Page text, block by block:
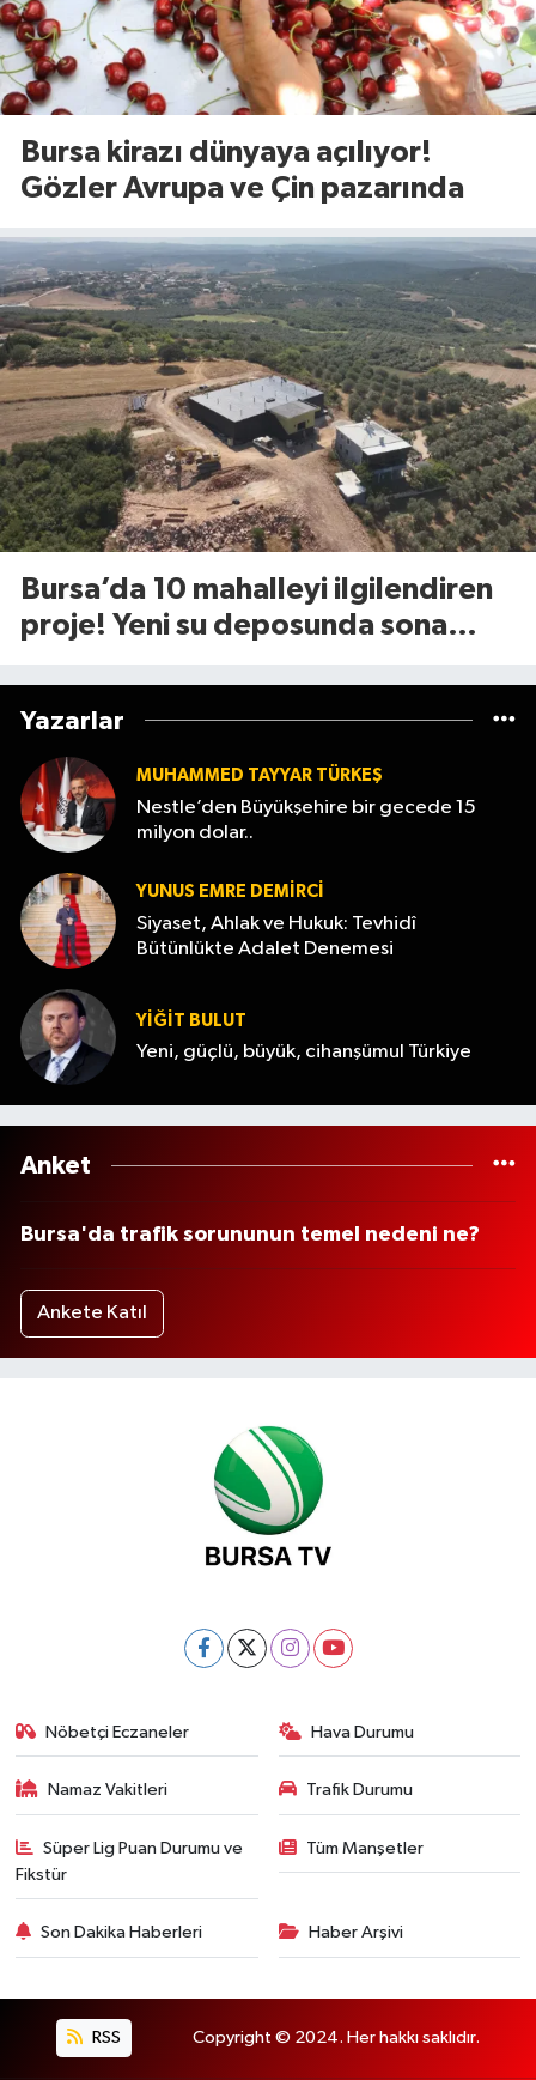
Bursa kirazı dünyaya açılıyor!
Gözler Avrupa ve Çin pazarında
Bursa’da 10 mahalleyi ilgilendiren
proje! Yeni su deposunda sona
Yazarlar
MUHAMMED TAYYAR TÜRKEŞ
Nestle’den Büyükşehire bir gecede 15
milyon dolar..
YUNUS EMRE DEMIRCI
Siyaset, Ahlak ve Hukuk: Tevhidî
Bütünlükte Adalet Denemesi
YİĞİT BULUT
Yeni, güçlü, büyük, cihanşümul Türkiye
Anket
Bursa'da trafik sorununun temel nedeni ne?
Ankete Katıl
Nöbetçi Eczaneler Hava Durumu
Namaz Vakitleri Trafik Durumu
Süper Lig Puan Durumu ve
Fikstür
Tüm Manşetler
Son Dakika Haberleri Haber Arşivi
RSS Copyright © 2024. Her hakkı saklıdır.